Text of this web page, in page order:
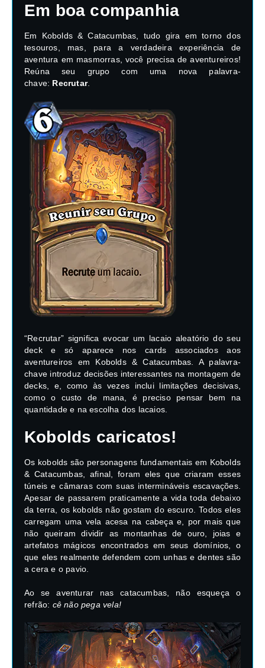
Em boa companhia
Em Kobolds & Catacumbas, tudo gira em torno dos
tesouros, mas, para a verdadeira experiência de
aventura em masmorras, você precisa de aventureiros!
Reúna seu grupo com uma nova palavra-
chave: Recrutar.
“Recrutar” significa evocar um lacaio aleatório do seu
deck e só aparece nos cards associados aos
aventureiros em Kobolds & Catacumbas. A palavra-
chave introduz decisões interessantes na montagem de
decks, e, como às vezes inclui limitações decisivas,
como o custo de mana, é preciso pensar bem na
quantidade e na escolha dos lacaios.
Kobolds caricatos!
Os kobolds são personagens fundamentais em Kobolds
& Catacumbas, afinal, foram eles que criaram esses
túneis e câmaras com suas intermináveis escavações.
Apesar de passarem praticamente a vida toda debaixo
da terra, os kobolds não gostam do escuro. Todos eles
carregam uma vela acesa na cabeça e, por mais que
não queiram dividir as montanhas de ouro, joias e
artefatos mágicos encontrados em seus domínios, o
que eles realmente defendem com unhas e dentes são
a cera e o pavio.
Ao se aventurar nas catacumbas, não esqueça o
refrão: cê não pega vela!